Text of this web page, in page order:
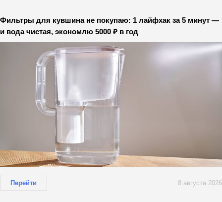
Фильтры для кувшина не покупаю: 1 лайфхак за 5 минут —
и вода чистая, экономлю 5000 ₽ в год
Перейти 8 августа 2026